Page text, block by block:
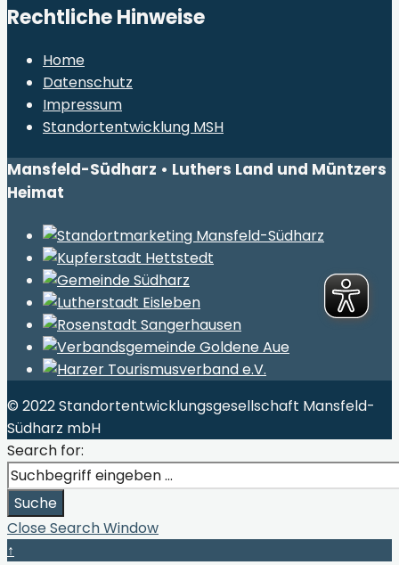
Rechtliche Hinweise
Home
Datenschutz
Impressum
Standortentwicklung MSH
Mansfeld-Südharz • Luthers Land und Müntzers
Heimat
© 2022 Standortentwicklungsgesellschaft Mansfeld-
Südharz mbH
Search for:
Suche
Close Search Window
↑